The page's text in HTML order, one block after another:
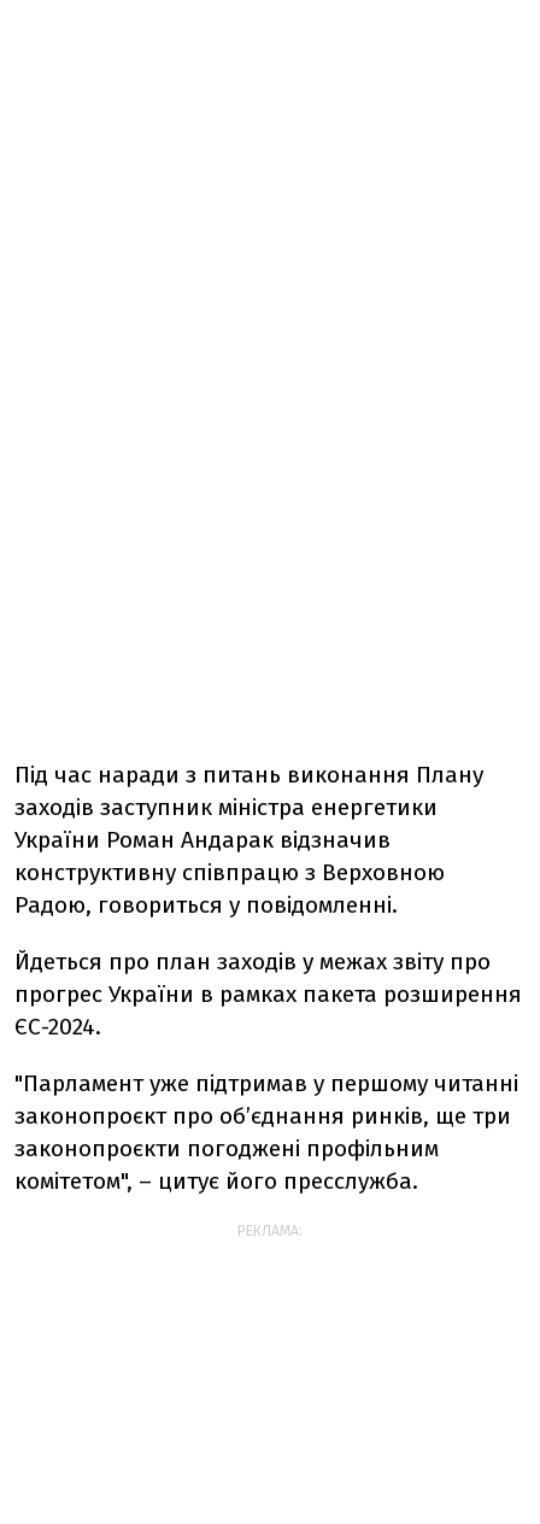
Під час наради з питань виконання Плану
заходів заступник міністра енергетики
України Роман Андарак відзначив
конструктивну співпрацю з Верховною
Радою, говориться у повідомленні.
Йдеться про план заходів у межах звіту про
прогрес України в рамках пакета розширення
ЄС-2024.
"Парламент уже підтримав у першому читанні
законопроєкт про об’єднання ринків, ще три
законопроєкти погоджені профільним
комітетом", – цитує його пресслужба.
РЕКЛАМА: